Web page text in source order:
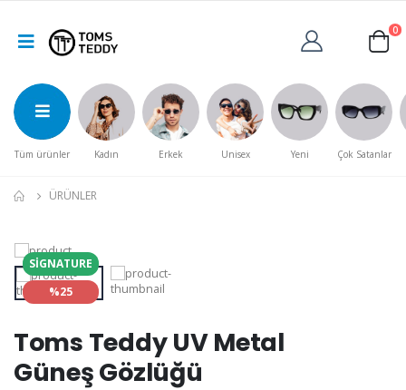
0
Tüm ürünler Kadın Erkek Unisex Yeni Çok Satanlar
ÜRÜNLER
SIGNATURE
%25
Toms Teddy UV Metal
Güneş Gözlüğü